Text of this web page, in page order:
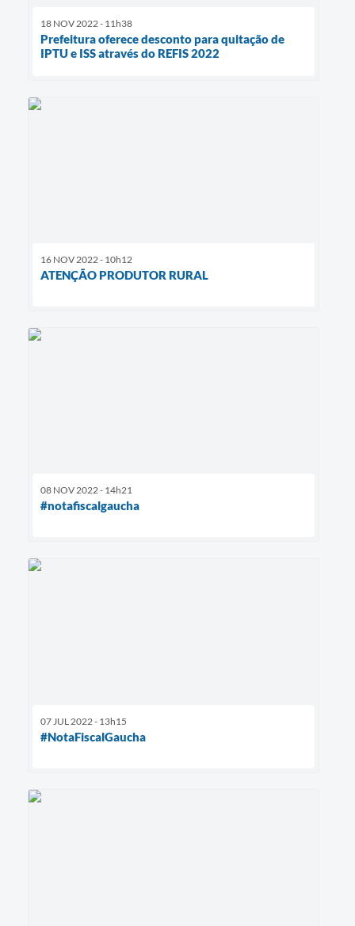
18 NOV 2022 - 11h38
Prefeitura oferece desconto para quitação de
IPTU e ISS através do REFIS 2022
16 NOV 2022 - 10h12
ATENÇÃO PRODUTOR RURAL
08 NOV 2022 - 14h21
#notafiscalgaucha
07 JUL 2022 - 13h15
#NotaFiscalGaucha